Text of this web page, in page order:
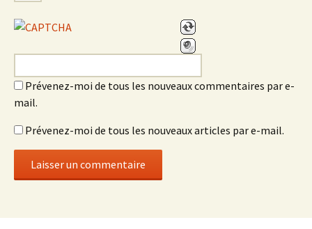
Prévenez-moi de tous les nouveaux commentaires par e-
mail.
Prévenez-moi de tous les nouveaux articles par e-mail.